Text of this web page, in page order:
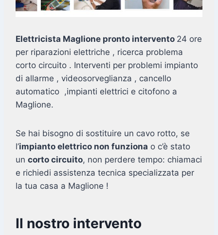
Elettricista Maglione pronto intervento 24 ore
per riparazioni elettriche , ricerca problema
corto circuito . Interventi per problemi impianto
di allarme , videosorveglianza , cancello
automatico ,impianti elettrici e citofono a
Maglione.
Se hai bisogno di sostituire un cavo rotto, se
l’impianto elettrico non funziona o c’è stato
un corto circuito, non perdere tempo: chiamaci
e richiedi assistenza tecnica specializzata per
la tua casa a Maglione !
Il nostro intervento